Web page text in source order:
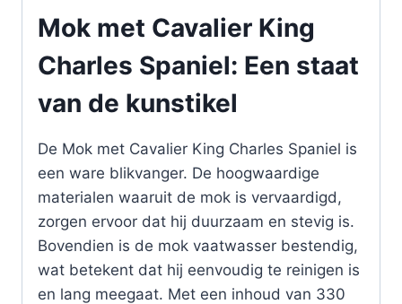
Mok met Cavalier King
Charles Spaniel: Een staat
van de kunstikel
De Mok met Cavalier King Charles Spaniel is
een ware blikvanger. De hoogwaardige
materialen waaruit de mok is vervaardigd,
zorgen ervoor dat hij duurzaam en stevig is.
Bovendien is de mok vaatwasser bestendig,
wat betekent dat hij eenvoudig te reinigen is
en lang meegaat. Met een inhoud van 330